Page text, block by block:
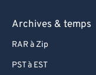
Archives & temps
RAR à Zip
PST à EST